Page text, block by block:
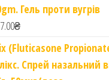
Гель проти вугрів
₴
(Fluticasone
Спрей назальний